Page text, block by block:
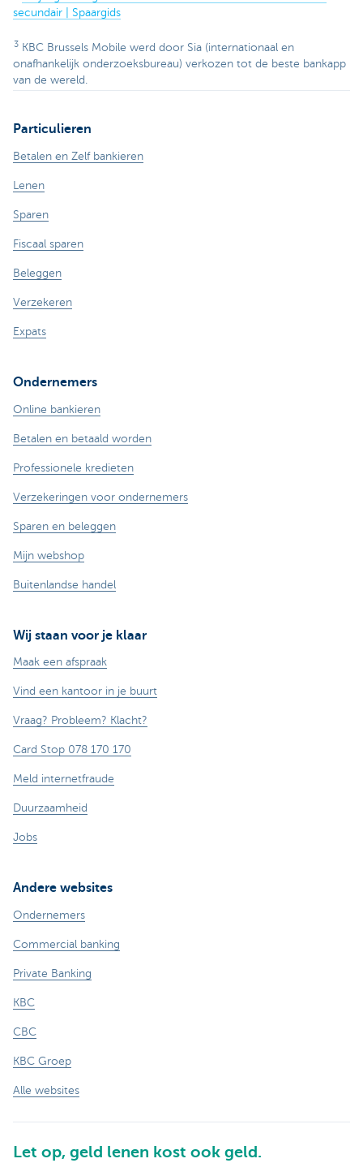
secundair | Spaargids
3 KBC Brussels Mobile werd door Sia (internationaal en
onafhankelijk onderzoeksbureau) verkozen tot de beste bankapp
van de wereld.
Particulieren
Betalen en Zelf bankieren
Lenen
Sparen
Fiscaal sparen
Beleggen
Verzekeren
Expats
Ondernemers
Online bankieren
Betalen en betaald worden
Professionele kredieten
Verzekeringen voor ondernemers
Sparen en beleggen
Mijn webshop
Buitenlandse handel
Wij staan voor je klaar
Maak een afspraak
Vind een kantoor in je buurt
Vraag? Probleem? Klacht?
Card Stop 078 170 170
Meld internetfraude
Duurzaamheid
Jobs
Andere websites
Ondernemers
Commercial banking
Private Banking
KBC
CBC
KBC Groep
Alle websites
Let op, geld lenen kost ook geld.